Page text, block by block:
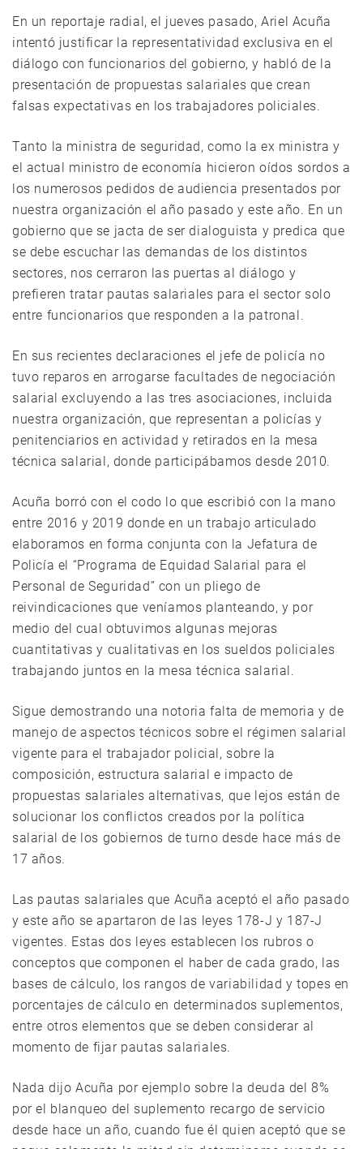
En un reportaje radial, el jueves pasado, Ariel Acuña
intentó justificar la representatividad exclusiva en el
diálogo con funcionarios del gobierno, y habló de la
presentación de propuestas salariales que crean
falsas expectativas en los trabajadores policiales.
Tanto la ministra de seguridad, como la ex ministra y
el actual ministro de economía hicieron oídos sordos a
los numerosos pedidos de audiencia presentados por
nuestra organización el año pasado y este año. En un
gobierno que se jacta de ser dialoguista y predica que
se debe escuchar las demandas de los distintos
sectores, nos cerraron las puertas al diálogo y
prefieren tratar pautas salariales para el sector solo
entre funcionarios que responden a la patronal.
En sus recientes declaraciones el jefe de policía no
tuvo reparos en arrogarse facultades de negociación
salarial excluyendo a las tres asociaciones, incluida
nuestra organización, que representan a policías y
penitenciarios en actividad y retirados en la mesa
técnica salarial, donde participábamos desde 2010.
Acuña borró con el codo lo que escribió con la mano
entre 2016 y 2019 donde en un trabajo articulado
elaboramos en forma conjunta con la Jefatura de
Policía el “Programa de Equidad Salarial para el
Personal de Seguridad” con un pliego de
reivindicaciones que veníamos planteando, y por
medio del cual obtuvimos algunas mejoras
cuantitativas y cualitativas en los sueldos policiales
trabajando juntos en la mesa técnica salarial.
Sigue demostrando una notoria falta de memoria y de
manejo de aspectos técnicos sobre el régimen salarial
vigente para el trabajador policial, sobre la
composición, estructura salarial e impacto de
propuestas salariales alternativas, que lejos están de
solucionar los conflictos creados por la política
salarial de los gobiernos de turno desde hace más de
17 años.
Las pautas salariales que Acuña aceptó el año pasado
y este año se apartaron de las leyes 178-J y 187-J
vigentes. Estas dos leyes establecen los rubros o
conceptos que componen el haber de cada grado, las
bases de cálculo, los rangos de variabilidad y topes en
porcentajes de cálculo en determinados suplementos,
entre otros elementos que se deben considerar al
momento de fijar pautas salariales.
Nada dijo Acuña por ejemplo sobre la deuda del 8%
por el blanqueo del suplemento recargo de servicio
desde hace un año, cuando fue él quien aceptó que se